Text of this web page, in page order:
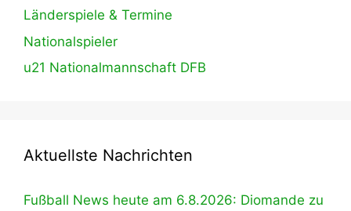
Länderspiele & Termine
Nationalspieler
u21 Nationalmannschaft DFB
Aktuellste Nachrichten
Fußball News heute am 6.8.2026: Diomande zu